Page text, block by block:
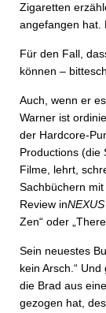
Zigaretten
angefangen hat.
Für den Fall,
können –
Auch, wenn er
Warner ist
der Hardcore-
Productions (die
Filme, lehrt,
Sachbüchern
Review inNEXUS
Zen“ oder
Sein neuestes
kein Arsch.“
die Brad aus
gezogen hat,